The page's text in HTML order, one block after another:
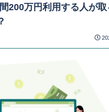
200万円利用する人が